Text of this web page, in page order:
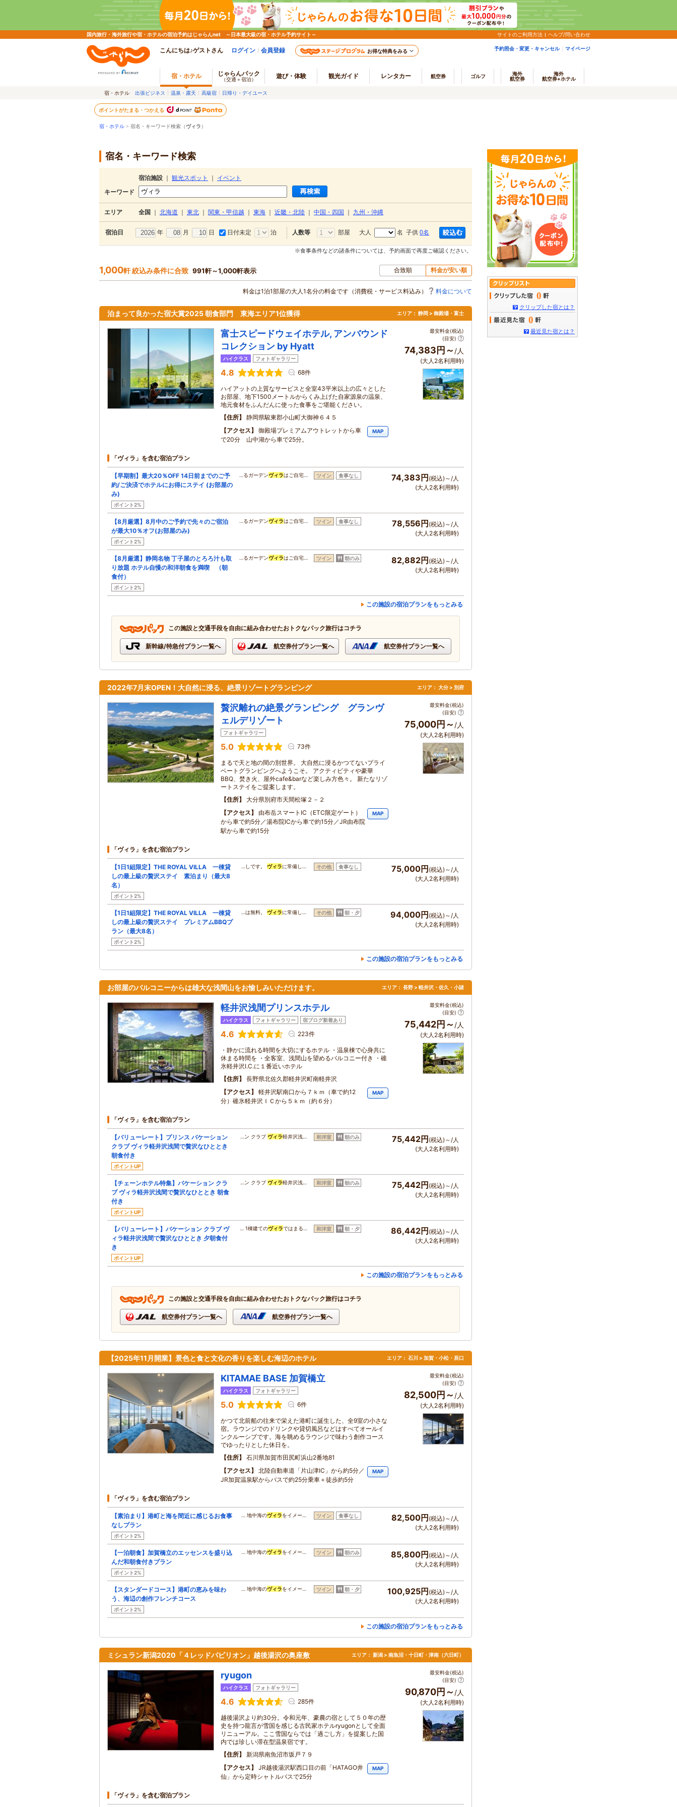
国内旅行・海外旅行や宿・ホテルの宿泊予約はじゃらんnet ～日本最大級の宿・ホテル予約サイト～ サイトのご利用方法 ヘルプ/問い合わせ
こんにちは♪ゲストさん ログイン 会員登録 お得な特典をみる 予約照会・変更・キャンセル マイページ
宿・ホテル じゃらんパック
（交通＋宿泊） 遊び・体験 観光ガイド レンタカー 航空券 ゴルフ
海外
航空券
海外
航空券+ホテル
宿・ホテル 出張ビジネス 温泉・露天 高級宿 日帰り・デイユース
ポイントがたまる・つかえる
宿・ホテル > 宿名・キーワード検索（ヴィラ）
宿名・キーワード検索
宿泊施設 観光スポット
イベント
キーワード
エリア 全国 北海道 東北 関東・甲信越 東海 近畿・北陸 中国・四国 九州・沖縄
宿泊日 年 月 日 日付未定 泊 人数等 部屋 大人 名 子供 0名
※食事条件などの諸条件については、予約画面で再度ご確認ください。
1,000軒 絞込み条件に合致 991軒～1,000軒表示 合致順 料金が安い順
料金は1泊1部屋の大人1名分の料金です（消費税・サービス料込み） 料金について
泊まって良かった宿大賞2025 朝食部門 東海エリア1位獲得 エリア： 静岡 > 御殿場・富士
富士スピードウェイホテル, アンバウンド
コレクション by Hyatt
ハイクラス フォトギャラリー
4.8 68件
ハイアットの上質なサービスと全室43平米以上の広々とした
お部屋、地下1500メートルからくみ上げた自家源泉の温泉、
地元食材をふんだんに使った食事をご堪能ください。
住所
静岡県駿東郡小山町大御神６４５
アクセス
御殿場プレミアムアウトレットから車
で20分 山中湖から車で25分。
MAP
最安料金(税込)
(目安)
74,383円～ /人
(大人2名利用時)
「ヴィラ」を含む宿泊プラン
【早期割】最大20％OFF 14日前までのご予
約/ご決済でホテルにお得にステイ (お部屋の
み)
ポイント2%
…るガーデンヴィラはご自宅… ツイン 食事なし 74,383円 (税込)～/人
(大人2名利用時)
【8月厳選】8月中のご予約で先々のご宿泊
が最大10％オフ(お部屋のみ)
ポイント2%
…るガーデンヴィラはご自宅… ツイン 食事なし 78,556円 (税込)～/人
(大人2名利用時)
【8月厳選】静岡名物 丁子屋のとろろ汁も取
り放題 ホテル自慢の和洋朝食を満喫 （朝
食付）
ポイント2%
…るガーデンヴィラはご自宅… ツイン 朝のみ 82,882円 (税込)～/人
(大人2名利用時)
この施設の宿泊プランをもっとみる
この施設と交通手段を自由に組み合わせたおトクなパック旅行はコチラ
新幹線/特急付プラン一覧へ 航空券付プラン一覧へ 航空券付プラン一覧へ
2022年7月末OPEN！大自然に浸る、絶景リゾートグランピング エリア： 大分 > 別府
贅沢離れの絶景グランピング グランヴ
ェルデリゾート
フォトギャラリー
5.0 73件
まるで天と地の間の別世界。 大自然に浸るかつてないプライ
ベートグランピングへようこそ。 アクティビティや豪華
BBQ、焚き火、屋外cafe&barなど楽しみ方色々。 新たなリゾ
ートステイをご提案します。
住所
大分県別府市天間松塚２－２
アクセス
由布岳スマートIC（ETC限定ゲート）
から車で約5分／湯布院ICから車で約15分／JR由布院
駅から車で約15分
MAP
最安料金(税込)
(目安)
75,000円～ /人
(大人2名利用時)
「ヴィラ」を含む宿泊プラン
【1日1組限定】THE ROYAL VILLA 一棟貸
しの最上級の贅沢ステイ 素泊まり（最大8
名）
ポイント2%
…しです。 ヴィラに常備し… その他 食事なし 75,000円 (税込)～/人
(大人2名利用時)
【1日1組限定】THE ROYAL VILLA 一棟貸
しの最上級の贅沢ステイ プレミアムBBQプ
ラン（最大8名）
ポイント2%
…は無料。 ヴィラに常備し… その他 朝・夕 94,000円 (税込)～/人
(大人2名利用時)
この施設の宿泊プランをもっとみる
お部屋のバルコニーからは雄大な浅間山をお愉しみいただけます。 エリア： 長野 > 軽井沢・佐久・小諸
軽井沢浅間プリンスホテル
ハイクラス フォトギャラリー 宿ブログ新着あり
4.6 223件
・静かに流れる時間を大切にするホテル ・温泉棟で心身共に
休まる時間を ・全客室、浅間山を望めるバルコニー付き ・碓
氷軽井沢I.C.に１番近いホテル
住所
長野県北佐久郡軽井沢町南軽井沢
アクセス
軽井沢駅南口から７ｋｍ（車で約12
分）碓氷軽井沢ＩＣから５ｋｍ（約６分）
MAP
最安料金(税込)
(目安)
75,442円～ /人
(大人2名利用時)
「ヴィラ」を含む宿泊プラン
【バリューレート】プリンス バケーション
クラブ ヴィラ軽井沢浅間で贅沢なひととき
朝食付き
ポイントUP
…ン クラブ ヴィラ軽井沢浅… 和洋室 朝のみ 75,442円 (税込)～/人
(大人2名利用時)
【チェーンホテル特集】バケーション クラ
ブ ヴィラ軽井沢浅間で贅沢なひととき 朝食
付き
ポイントUP
…ン クラブ ヴィラ軽井沢浅… 和洋室 朝のみ 75,442円 (税込)～/人
(大人2名利用時)
【バリューレート】バケーション クラブ ヴ
ィラ軽井沢浅間で贅沢なひととき 夕朝食付
き
ポイントUP
… 1棟建てのヴィラではまる… 和洋室 朝・夕 86,442円 (税込)～/人
(大人2名利用時)
この施設の宿泊プランをもっとみる
この施設と交通手段を自由に組み合わせたおトクなパック旅行はコチラ
航空券付プラン一覧へ 航空券付プラン一覧へ
【2025年11月開業】景色と食と文化の香りを楽しむ海辺のホテル エリア： 石川 > 加賀・小松・辰口
KITAMAE BASE 加賀橋立
ハイクラス フォトギャラリー
5.0 6件
かつて北前船の往来で栄えた港町に誕生した、全9室の小さな
宿。ラウンジでのドリンクや貸切風呂などはすべてオールイ
ンクルーシブです。海を眺めるラウンジで味わう創作コース
でゆったりとした休日を。
住所
石川県加賀市田尻町浜山2番地81
アクセス
北陸自動車道「片山津IC」から約5分／
JR加賀温泉駅からバスで約25分乗車＋徒歩約5分
MAP
最安料金(税込)
(目安)
82,500円～ /人
(大人2名利用時)
「ヴィラ」を含む宿泊プラン
【素泊まり】港町と海を間近に感じるお食事
なしプラン
ポイント2%
… 地中海のヴィラをイメー… ツイン 食事なし 82,500円(税込)～/人
(大人2名利用時)
【一泊朝食】加賀橋立のエッセンスを盛り込
んだ和朝食付きプラン
ポイント2%
… 地中海のヴィラをイメー… ツイン 朝のみ 85,800円(税込)～/人
(大人2名利用時)
【スタンダードコース】港町の恵みを味わ
う、海辺の創作フレンチコース
ポイント2%
… 地中海のヴィラをイメー… ツイン 朝・夕 100,925円(税込)～/人
(大人2名利用時)
この施設の宿泊プランをもっとみる
ミシュラン新潟2020「４レッドパビリオン」越後湯沢の奥座敷 エリア： 新潟 > 南魚沼・十日町・津南（六日町）
ryugon
ハイクラス フォトギャラリー
4.6 285件
越後湯沢より約30分。令和元年、豪農の宿として５０年の歴
史を持つ龍言が雪国を感じる古民家ホテルryugonとして全面
リニューアル。ここ雪国ならでは「過ごし方」を提案した国
内では珍しい滞在型温泉宿です。
住所
新潟県南魚沼市坂戸７９
アクセス
JR越後湯沢駅西口目の前「HATAGO井
仙」から定時シャトルバスで25分
MAP
最安料金(税込)
(目安)
90,870円～ /人
(大人2名利用時)
「ヴィラ」を含む宿泊プラン
0
クリップした宿とは？
0
最近見た宿とは？